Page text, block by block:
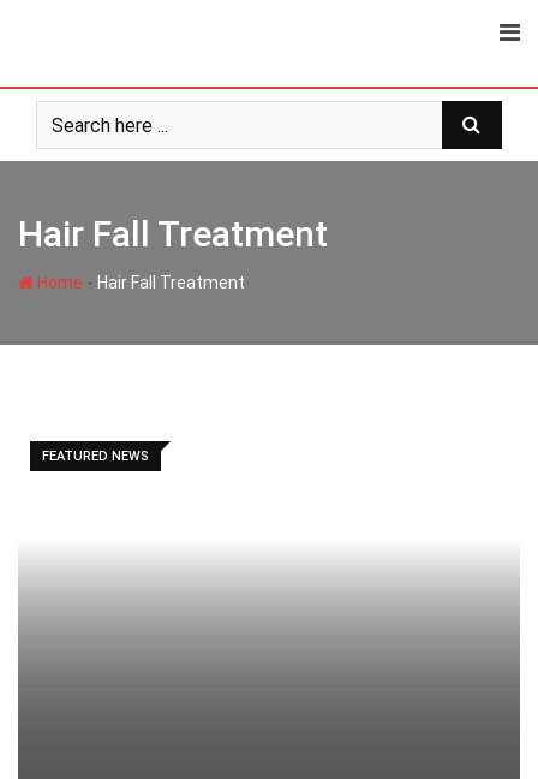
Hair Fall Treatment
Home - Hair Fall Treatment
FEATURED NEWS